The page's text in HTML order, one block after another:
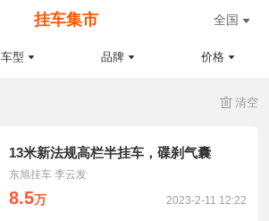
挂车集市 全国
车型 品牌 价格
清空
13米新法规高栏半挂车，碟刹气囊
东旭挂车 李云发
8.5万 2023-2-11 12:22